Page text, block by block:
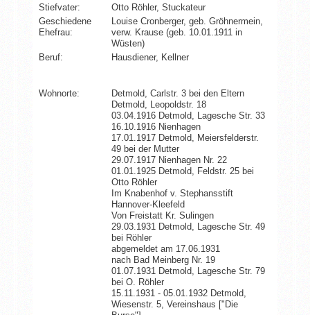
Stiefvater:
Otto Röhler, Stuckateur
Geschiedene
Ehefrau:
Louise Cronberger, geb. Gröhnermein,
verw. Krause (geb. 10.01.1911 in
Wüsten)
Beruf:
Hausdiener, Kellner
Wohnorte:
Detmold, Carlstr. 3 bei den Eltern
Detmold, Leopoldstr. 18
03.04.1916 Detmold, Lagesche Str. 33
16.10.1916 Nienhagen
17.01.1917 Detmold, Meiersfelderstr.
49 bei der Mutter
29.07.1917 Nienhagen Nr. 22
01.01.1925 Detmold, Feldstr. 25 bei
Otto Röhler
Im Knabenhof v. Stephansstift
Hannover-Kleefeld
Von Freistatt Kr. Sulingen
29.03.1931 Detmold, Lagesche Str. 49
bei Röhler
abgemeldet am 17.06.1931
nach Bad Meinberg Nr. 19
01.07.1931 Detmold, Lagesche Str. 79
bei O. Röhler
15.11.1931 - 05.01.1932 Detmold,
Wiesenstr. 5, Vereinshaus ["Die